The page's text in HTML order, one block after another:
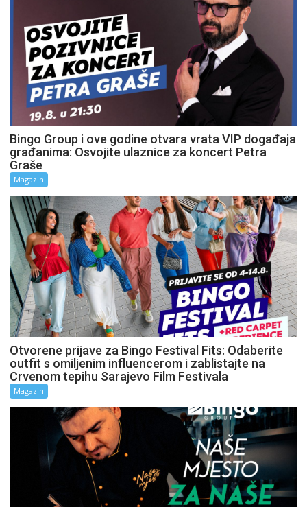
Bingo Group i ove godine otvara vrata VIP događaja
građanima: Osvojite ulaznice za koncert Petra
Graše
Magazin
Otvorene prijave za Bingo Festival Fits: Odaberite
outfit s omiljenim influencerom i zablistajte na
Crvenom tepihu Sarajevo Film Festivala
Magazin